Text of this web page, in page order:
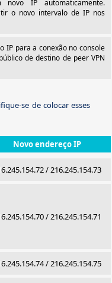
IP automaticamente.
o novo intervalo de IP nos
IP para a conexão no console
de destino de peer VPN
se de colocar esses
Novo endereço IP
/ 216.245.154.73
/ 216.245.154.71
/ 216.245.154.75